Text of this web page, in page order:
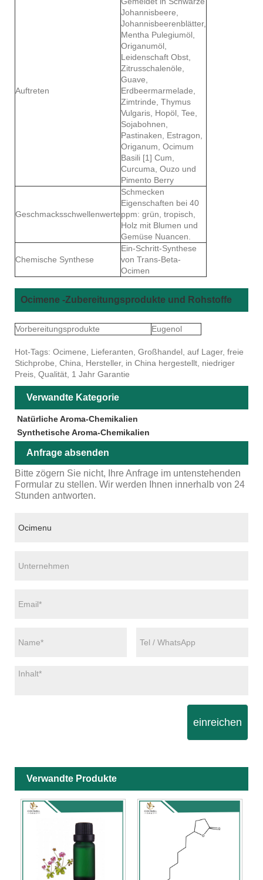
Auftreten
Johannisbeere,
Johannisbeerenblätter,
Mentha Pulegiumöl,
Origanumöl,
Leidenschaft Obst,
Zitrusschalenöle,
Guave,
Erdbeermarmelade,
Zimtrinde, Thymus
Vulgaris, Hopöl, Tee,
Sojabohnen,
Pastinaken, Estragon,
Origanum, Ocimum
Basili [1] Cum,
Curcuma, Ouzo und
Pimento Berry
Geschmacksschwellenwerte
Schmecken
Eigenschaften bei 40
ppm: grün, tropisch,
Holz mit Blumen und
Gemüse Nuancen.
Chemische Synthese
Ein-Schritt-Synthese
von Trans-Beta-
Ocimen
Ocimene -Zubereitungsprodukte und Rohstoffe
Vorbereitungsprodukte Eugenol
Hot-Tags: Ocimene, Lieferanten, Großhandel, auf Lager, freie
Stichprobe, China, Hersteller, in China hergestellt, niedriger
Preis, Qualität, 1 Jahr Garantie
Verwandte Kategorie
Natürliche Aroma-Chemikalien
Synthetische Aroma-Chemikalien
Anfrage absenden
Bitte zögern Sie nicht, Ihre Anfrage im untenstehenden
Formular zu stellen. Wir werden Ihnen innerhalb von 24
Stunden antworten.
einreichen
Verwandte Produkte